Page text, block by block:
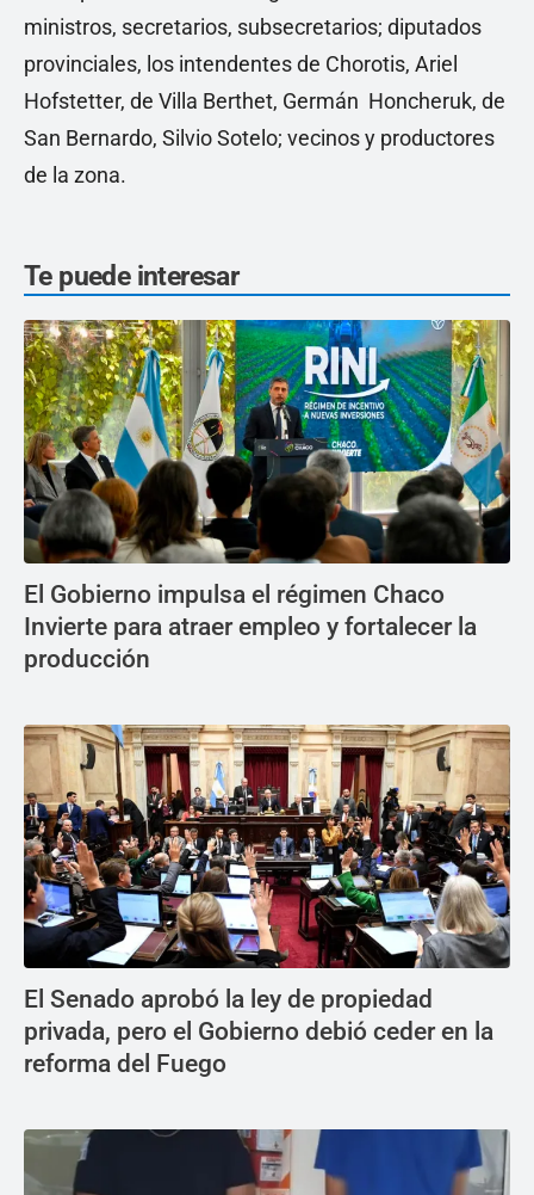
ministros, secretarios, subsecretarios; diputados
provinciales, los intendentes de Chorotis, Ariel
Hofstetter, de Villa Berthet, Germán Honcheruk, de
San Bernardo, Silvio Sotelo; vecinos y productores
de la zona.
Te puede interesar
El Gobierno impulsa el régimen Chaco
Invierte para atraer empleo y fortalecer la
producción
El Senado aprobó la ley de propiedad
privada, pero el Gobierno debió ceder en la
reforma del Fuego